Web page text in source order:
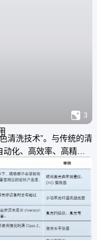
 3
清洗技术”。与传统的清
化、高效率、高精度
中得到了广泛应用，
、船舶等领域。